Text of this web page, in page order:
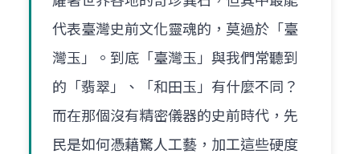
代表臺灣史前文化靈魂的，莫過於「臺
灣玉」。到底「臺灣玉」與我們常聽到
的「翡翠」、「和田玉」有什麼不同？
而在那個沒有精密儀器的史前時代，先
民是如何憑藉驚人工藝，加工這些硬度